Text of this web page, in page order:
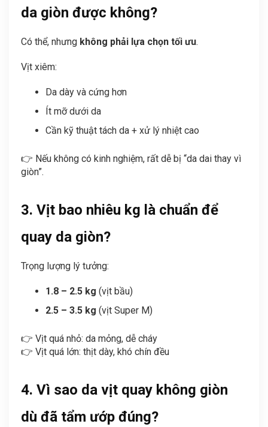
da giòn được không?
Có thể, nhưng không phải lựa chọn tối ưu.
Vịt xiêm:
Da dày và cứng hơn
Ít mỡ dưới da
Cần kỹ thuật tách da + xử lý nhiệt cao
👉 Nếu không có kinh nghiệm, rất dễ bị “da dai thay vì
giòn”.
3. Vịt bao nhiêu kg là chuẩn để
quay da giòn?
Trọng lượng lý tưởng:
1.8 – 2.5 kg (vịt bầu)
2.5 – 3.5 kg (vịt Super M)
👉 Vịt quá nhỏ: da mỏng, dễ cháy
👉 Vịt quá lớn: thịt dày, khó chín đều
4. Vì sao da vịt quay không giòn
dù đã tẩm ướp đúng?